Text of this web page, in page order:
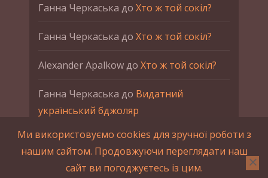
Ганна Черкаська до Хто ж той сокіл?
Ганна Черкаська до Хто ж той сокіл?
Alexander Apalkowдо Хто ж той сокіл?
Ганна Черкаська до Видатний
український бджоляр
Ганна ЧеркаськадоПетро Франко
2015-2023 © UAHistory Всі права застережено.
Ми використовуємо cookies для зручної роботи з
нашим сайтом. Продовжуючи переглядати наш
сайт ви погоджуєтесь із цим.